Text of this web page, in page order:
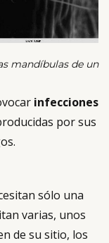
mandíbulas de un
infecciones
por sus
sólo una
varias, unos
de su sitio, los